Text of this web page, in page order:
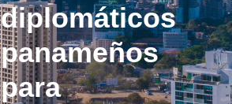
diplomáticos
panameños
para